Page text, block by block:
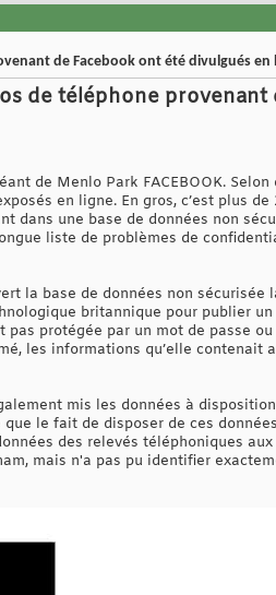
de Facebook ont été divulgués en
de téléphone provenant
de Menlo Park FACEBOOK.
en ligne. En gros, c’est plus
dans une base de données non
liste de problèmes de
la base de données non
britannique pour publier
protégée par un mot de passe
les informations qu’elle
mis les données à
le fait de disposer de ces
des relevés téléphoniques
mais n'a pas pu identifier